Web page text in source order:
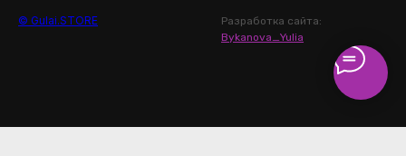
© Gulai.STORE
Разработка сайта:
Bykanova_Yulia